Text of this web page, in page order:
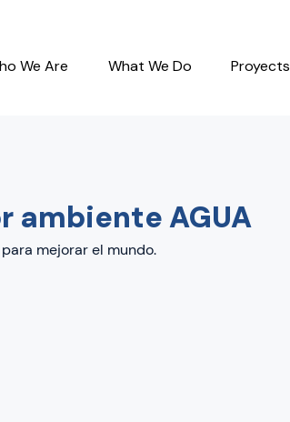
We Are What We Do Proyects
ambiente AGUA
mejorar el mundo.